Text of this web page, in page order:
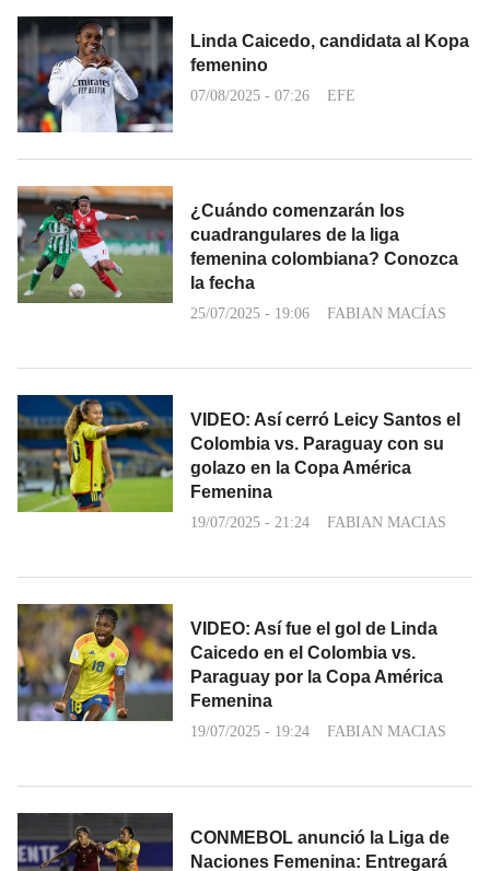
Linda Caicedo, candidata al Kopa
femenino
07/08/2025 - 07:26 EFE
¿Cuándo comenzarán los
cuadrangulares de la liga
femenina colombiana? Conozca
la fecha
25/07/2025 - 19:06 FABIAN MACÍAS
VIDEO: Así cerró Leicy Santos el
Colombia vs. Paraguay con su
golazo en la Copa América
Femenina
19/07/2025 - 21:24 FABIAN MACIAS
VIDEO: Así fue el gol de Linda
Caicedo en el Colombia vs.
Paraguay por la Copa América
Femenina
19/07/2025 - 19:24 FABIAN MACIAS
CONMEBOL anunció la Liga de
Naciones Femenina: Entregará